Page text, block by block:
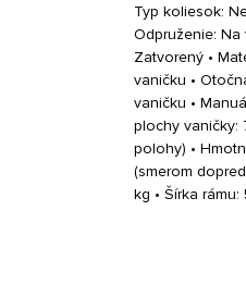
Typ koliesok:
Odpruženie: Na
Zatvorený •
vaničku •
vaničku •
plochy vaničky:
polohy) •
(smerom
kg • Šírka